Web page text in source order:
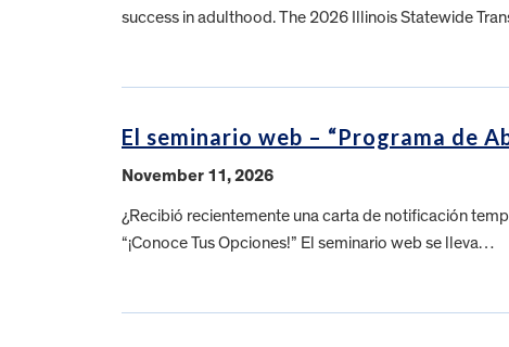
success in adulthood. The 2026 Illinois Statewide
El seminario web – “Programa de
November 11, 2026
¿Recibió recientemente una carta de notificación
“¡Conoce Tus Opciones!” El seminario web se lleva…